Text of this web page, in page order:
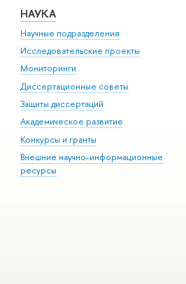
НАУКА
Научные подразделения
Исследовательские проекты
Мониторинги
Диссертационные советы
Защиты диссертаций
Академическое развитие
Конкурсы и гранты
Внешние научно-информационные
ресурсы